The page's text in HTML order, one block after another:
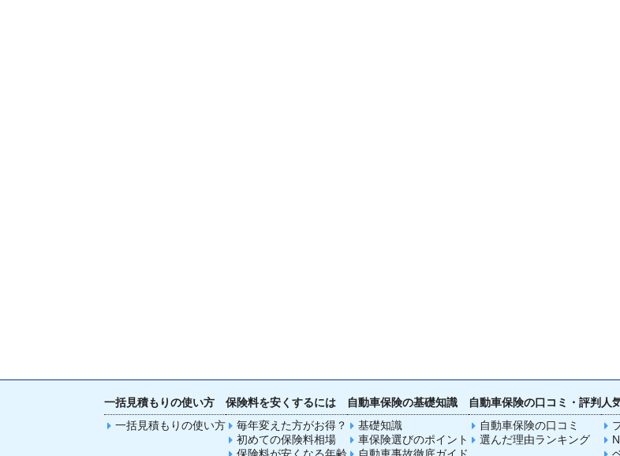
一括見積もりの使い方
一括見積もりの使い方
保険料を安くするには
毎年変えた方がお得？
初めての保険料相場
自動車保険の基礎知識
基礎知識
車保険選びのポイント
自動車保険の口コミ・評判
自動車保険の口コミ
選んだ理由ランキング
人